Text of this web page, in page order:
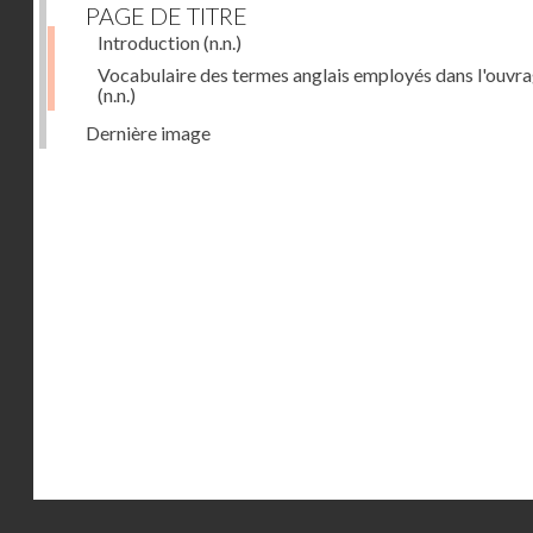
PAGE DE TITRE
Introduction(n.n.)
Vocabulaire des termes anglais employés dans
(n.n.)
Dernière image